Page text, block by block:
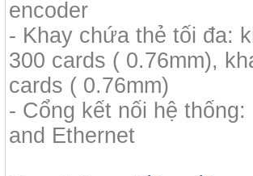
encoder
- Khay chứa thẻ tối đa:
300 cards ( 0.76mm),
cards ( 0.76mm)
- Cổng kết nối hệ thống:
and Ethernet